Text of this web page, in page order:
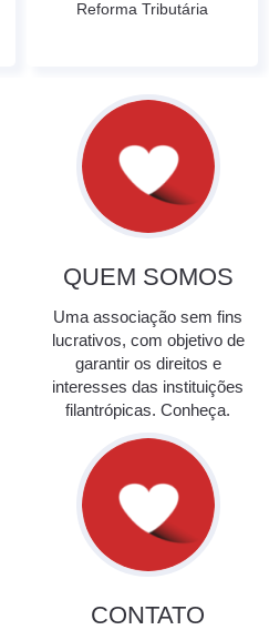
Reforma Tributária
QUEM SOMOS
Uma associação sem fins
lucrativos, com objetivo de
garantir os direitos e
interesses das instituições
filantrópicas. Conheça.
CONTATO